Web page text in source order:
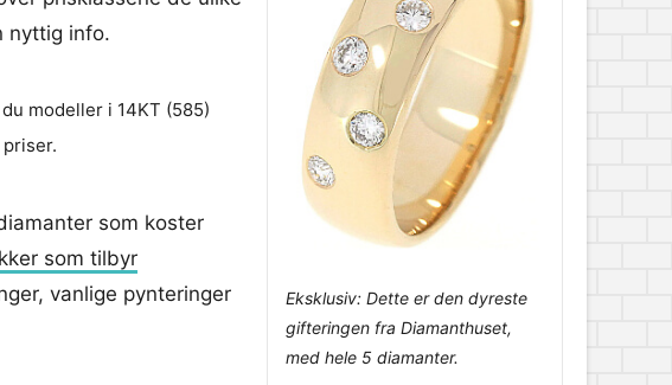
Eksklusiv: Dette er den dyreste
gifteringen fra Diamanthuset,
med hele 5 diamanter.
nyttig info.
modeller i 14KT (585)
som koster
som tilbyr
vanlige pynteringer